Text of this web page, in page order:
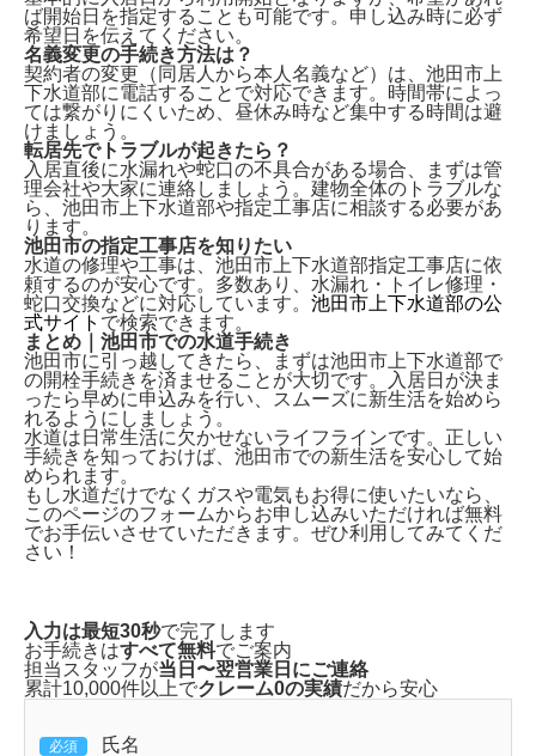
ば開始日を指定することも可能です。申し込み時に必ず
希望日を伝えてください。
名義変更の手続き方法は？
契約者の変更（同居人から本人名義など）は、 池田市上
下水道部に電話することで対応できます。時間帯によっ
ては繋がりにくいため、昼休み時など集中する時間は避
けましょう。
転居先でトラブルが起きたら？
入居直後に水漏れや蛇口の不具合がある場合、まずは管
理会社や大家に連絡しましょう。建物全体のトラブルな
ら、池田市上下水道部や指定工事店に相談する必要があ
ります。
池田市の指定工事店を知りたい
水道の修理や工事は、 池田市上下水道部指定工事店に依
頼するのが安心です。多数あり、水漏れ・トイレ修理・
蛇口交換などに対応しています。 池田市上下水道部の公
式サイト で検索できます。
まとめ｜池田市での水道手続き
池田市に引っ越してきたら、まずは池田市上下水道部で
の開栓手続き を済ませることが大切です。入居日が決ま
ったら早めに申込みを行い、スムーズに新生活を始めら
れるようにしましょう。
水道は日常生活に欠かせないライフラインです。正しい
手続きを知っておけば、池田市での新生活を安心して始
められます。
もし水道だけでなくガスや電気もお得に使いたいなら、
このページのフォームからお申し込みいただければ無料
でお手伝いさせていただきます。ぜひ利用してみてくだ
さい！
入力は最短30秒で完了します
お手続きはすべて無料でご案内
担当スタッフが当日〜翌営業日にご連絡
累計10,000件以上でクレーム0の実績だから安心
必須 氏名